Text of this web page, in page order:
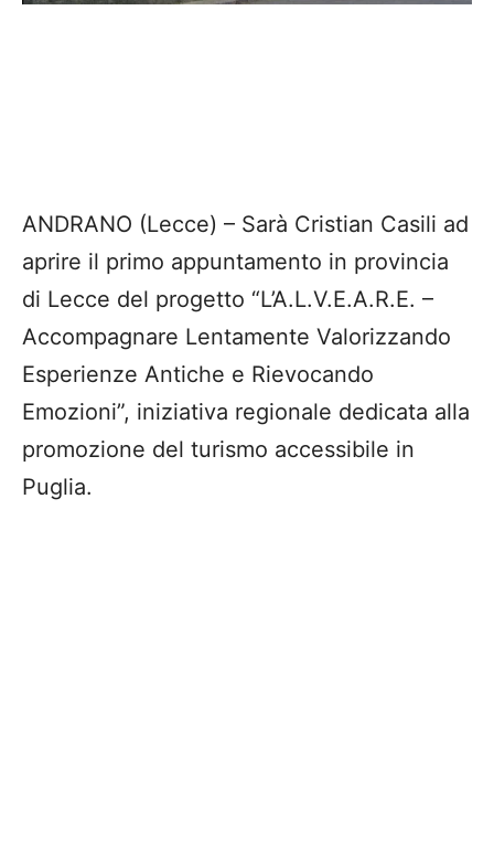
ANDRANO (Lecce) – Sarà Cristian Casili ad
aprire il primo appuntamento in provincia
di Lecce del progetto “L’A.L.V.E.A.R.E. –
Accompagnare Lentamente Valorizzando
Esperienze Antiche e Rievocando
Emozioni”, iniziativa regionale dedicata alla
promozione del turismo accessibile in
Puglia.